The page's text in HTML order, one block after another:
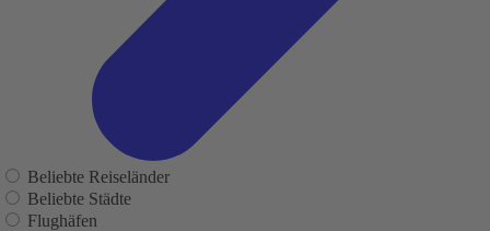
Beliebte Reiseländer
Beliebte Städte
Flughäfen